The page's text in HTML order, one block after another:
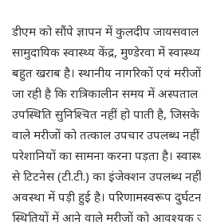
डीएम को सौंपे ज्ञापन में कुलदीप
सामुदायिक स्वास्थ्य केंद्र, मुण्डेरवा में
बहुत खराब है। स्थानीय नागरिकों एवं
जा रही है कि रात्रिकालीन समय में
उपस्थिति सुनिश्चित नहीं हो पाती है,
वाले मरीजों को तत्काल उपचार उपलब्ध नहीं
परेशानियों का सामना करना पड़ता है।
से टिटनेस (टी.टी.) का इंजेक्शन उपलब्ध
अवस्था में पड़ी हुई है। परिणामस्वरूप
स्थितियों में आने वाले मरीजों को आवश्यक